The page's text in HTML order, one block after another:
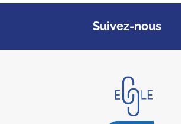
Suivez-nous